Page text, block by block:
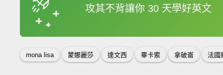
攻其不背讓你 30 天學好英文
mona lisa 蒙娜麗莎 達文西 畢卡索 拿破崙 法國